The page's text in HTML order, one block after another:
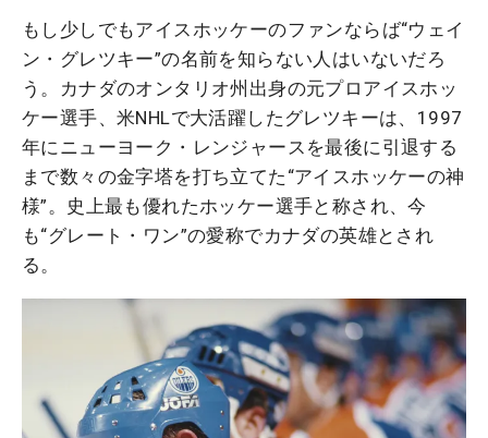
もし少しでもアイスホッケーのファンならば“ウェイ
ン・グレツキー”の名前を知らない人はいないだろ
う。カナダのオンタリオ州出身の元プロアイスホッ
ケー選手、米NHLで大活躍したグレツキーは、1997
年にニューヨーク・レンジャースを最後に引退する
まで数々の金字塔を打ち立てた“アイスホッケーの神
様”。史上最も優れたホッケー選手と称され、今
も“グレート・ワン”の愛称でカナダの英雄とされ
る。